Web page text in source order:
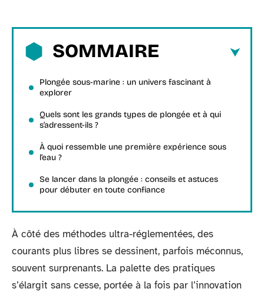
SOMMAIRE
Plongée sous-marine : un univers fascinant à
explorer
Quels sont les grands types de plongée et à qui
s’adressent-ils ?
À quoi ressemble une première expérience sous
l’eau ?
Se lancer dans la plongée : conseils et astuces
pour débuter en toute confiance
À côté des méthodes ultra-réglementées, des
courants plus libres se dessinent, parfois méconnus,
souvent surprenants. La palette des pratiques
s’élargit sans cesse, portée à la fois par l’innovation